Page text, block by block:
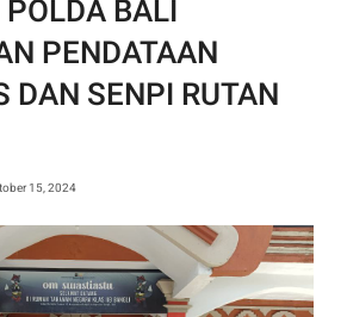
BALI
PENDATAAN
DAN SENPI RUTAN
15, 2024